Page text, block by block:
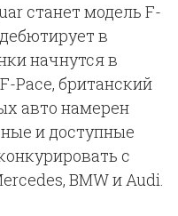
станет модель F-
в
начнутся в
Pace, британский
авто намерен
и доступные
с
BMW и Audi.